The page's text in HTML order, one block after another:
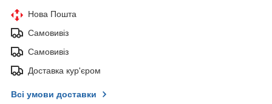
Нова Пошта
Самовивіз
Самовивіз
Доставка кур'єром
Всі умови доставки